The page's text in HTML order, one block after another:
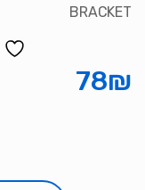
BRACKET
78₪